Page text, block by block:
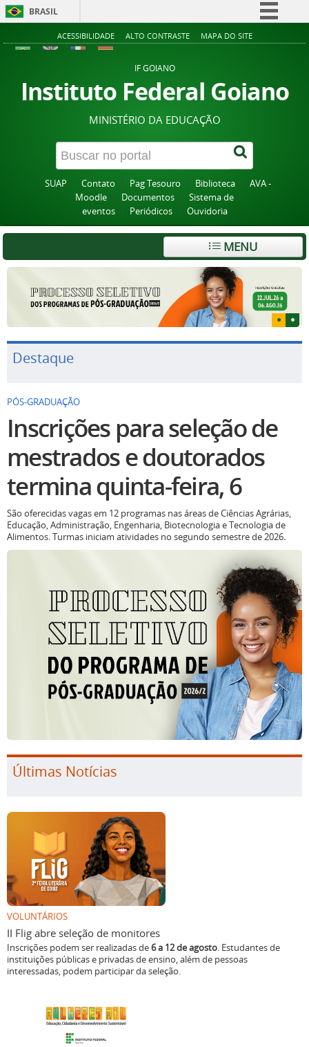
BRASIL
Simplifique!
Acesso à informação
Legislação
Canais
ACESSIBILIDADE ALTO CONTRASTE MAPA DO SITE
IF GOIANO
Instituto Federal Goiano
MINISTÉRIO DA EDUCAÇÃO
SUAP Contato Pag Tesouro Biblioteca
AVA -
Moodle
Documentos
Sistema de
eventos
Periódicos Ouvidoria
MENU
Destaque
PÓS-GRADUAÇÃO
Inscrições para seleção de
mestrados e doutorados
termina quinta-feira, 6
São oferecidas vagas em 12 programas nas áreas de Ciências Agrárias,
Educação, Administração, Engenharia, Biotecnologia e Tecnologia de
Alimentos. Turmas iniciam atividades no segundo semestre de 2026.
Últimas Notícias
VOLUNTÁRIOS
II Flig abre seleção de monitores
Inscrições podem ser realizadas de6 a 12 de agosto. Estudantes de
instituições públicas e privadas de ensino, além de pessoas
interessadas, podem participar da seleção.